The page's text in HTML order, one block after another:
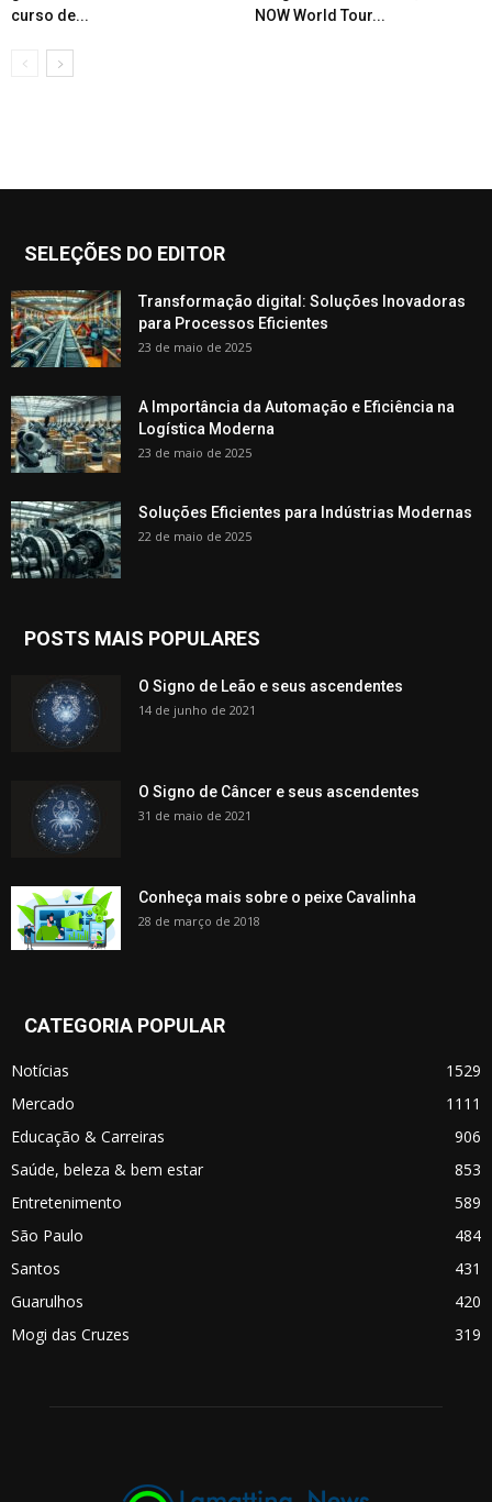
curso de...
NOW World Tour...
SELEÇÕES DO EDITOR
Transformação digital: Soluções Inovadoras
para Processos Eficientes
23 de maio de 2025
A Importância da Automação e Eficiência na
Logística Moderna
23 de maio de 2025
Soluções Eficientes para Indústrias Modernas
22 de maio de 2025
POSTS MAIS POPULARES
O Signo de Leão e seus ascendentes
14 de junho de 2021
O Signo de Câncer e seus ascendentes
31 de maio de 2021
Conheça mais sobre o peixe Cavalinha
28 de março de 2018
CATEGORIA POPULAR
Notícias
1529
Mercado
1111
Educação & Carreiras
906
Saúde, beleza & bem estar
853
Entretenimento
589
São Paulo
484
Santos
431
Guarulhos
420
Mogi das Cruzes
319